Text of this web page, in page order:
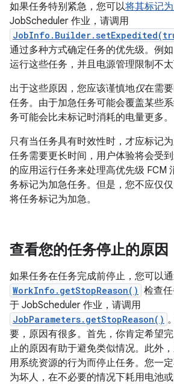
如果任务特别紧急，您可以将其标记
JobScheduler 作业，请调用
通过多种方式确定任务的优先级。例
运行这些任务，并且电源管理限制不太
出于这些原因，您应该谨慎地仅在需
任务。由于加急任务可能会覆盖某些
务可能会比未标记时消耗的电量更多。
只有当任务具有时效性时，才应标记
任务需要更长时间，用户体验将会受
的应用运行任务来处理高优先级 FCM
务标记为加急任务。但是，您不应仅
将任务标记为加急。
查看您的任务停止的原因
如果任务在任务完成前停止，您可以
WorkInfo.getStopReason() 检查
于 JobScheduler 作业，请调用
JobParameters.getStopReason()
要，原因有很多。首先，你肯定希望
止的原因有助于避免类似情况。此外
用系统资源的行为而停止任务。您一
为坏人，在不必要的情况下耗用电池或